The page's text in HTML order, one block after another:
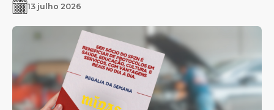
13 julho 2026